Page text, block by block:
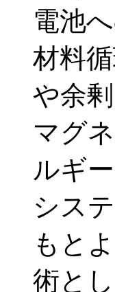
電池
材料
や余
マグ
ルギ
シス
もと
術と